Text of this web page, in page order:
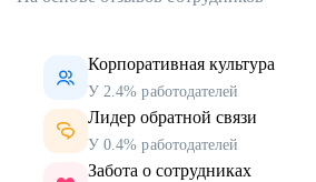
Корпоративная культура
У 2.4% работодателей
Лидер обратной связи
У 0.4% работодателей
Забота о сотрудниках